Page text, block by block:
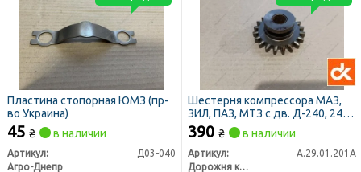
Пластина стопорная ЮМЗ (пр-
во Украина)
45 ₴ в наличии
Артикул:
Д03-040
Агро-Днепр
Шестерня компрессора МАЗ,
ЗИЛ, ПАЗ, МТЗ с дв. Д-240, 243,
245, 260 (ДК)
390 ₴ в наличии
Артикул:
А.29.01.201А
Дорожня карта